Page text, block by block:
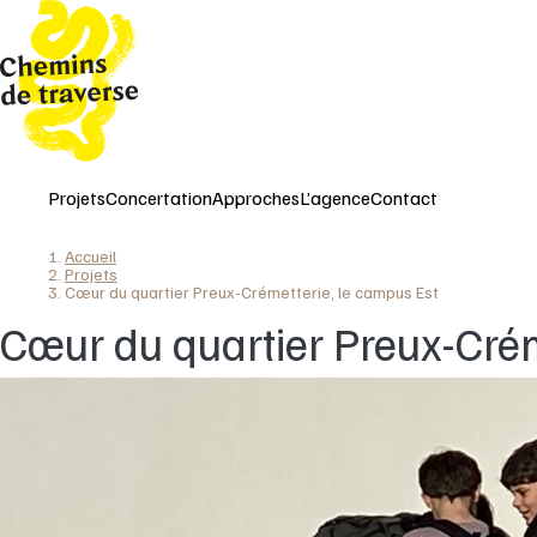
Aller
contenu
principal
ProjetsConcertationApprochesL’agenceContact
d'Ariane
Accueil
Projets
Cœur du quartier Preux-Crémetterie, le campus Est
Cœur du quartier Preux-